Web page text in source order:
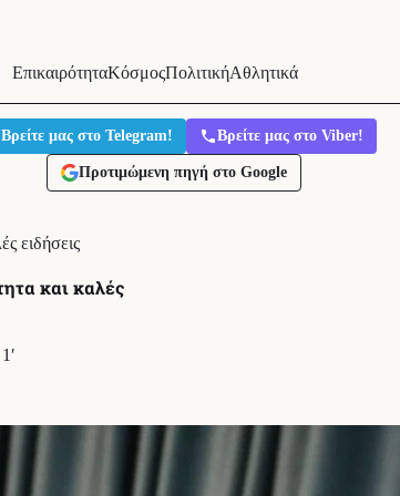
ΕπικαιρότηταΚόσμοςΠολιτικήΑθλητικά
Βρείτε μας στο Telegram! Βρείτε μας στο Viber!
Προτιμώμενη πηγή στο Google
ειδήσεις
και καλές
1′